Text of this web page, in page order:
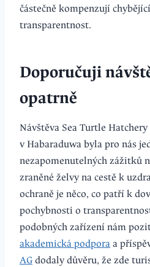
částečně kompenzují
transparentnost.
Doporučuji
opatrně
Návštěva Sea Turtle
v Habaraduwa byla pro nás
nezapomenutelných zážitků
zraněné želvy na cestě k
ochraně je něco, co patří k
pochybnosti o
podobných zařízení nám
akademická podpora a
AG dodaly důvěru, že zde